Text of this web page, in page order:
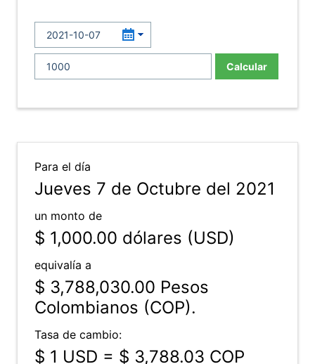
Calcular
Para el día
Jueves 7 de Octubre del 2021
un monto de
$ 1,000.00 dólares (USD)
equivalía a
$ 3,788,030.00 Pesos
Colombianos (COP).
Tasa de cambio:
$ 1 USD = $ 3,788.03 COP